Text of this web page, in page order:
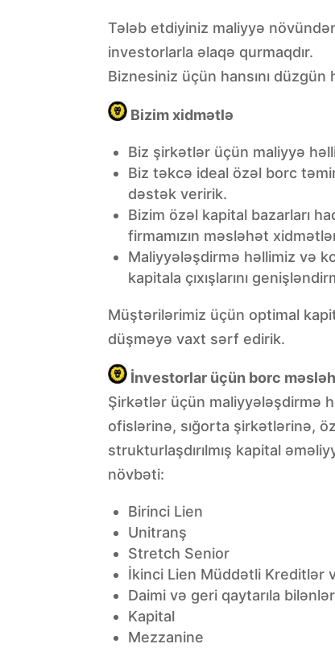
Tələb etdiyiniz maliyyə
investorlarla əlaqə qurmaqdır.
Biznesiniz üçün hansını
Bizim xidmətlə
Biz şirkətlər üçün maliyyə
Biz təkcə ideal özəl borc
dəstək veririk.
Bizim özəl kapital bazarları
firmamızın məsləhət
Maliyyələşdirmə həllimiz və
kapitala çıxışlarını
Müştərilərimiz üçün optimal
düşməyə vaxt sərf edirik.
İnvestorlar üçün borc
Şirkətlər üçün maliyyələşdirmə
ofislərinə, sığorta şirkətlərinə,
strukturlaşdırılmış kapital
növbəti:
Birinci Lien
Unitranş
Stretch Senior
İkinci Lien Müddətli Kreditlər
Daimi və geri qaytarıla
Kapital
Mezzanine